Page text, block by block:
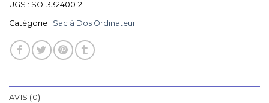
UGS : SO-33240012
Catégorie : Sac à Dos Ordinateur
AVIS (0)